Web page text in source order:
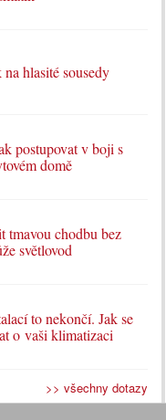
hlasité sousedy
postupovat v boji s
domě
tmavou chodbu bez
světlovod
to nekončí. Jak se
o vaši klimatizaci
>> všechny dotazy